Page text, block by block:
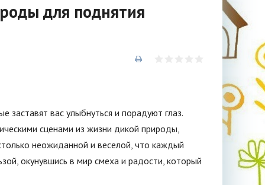
для поднятия
вас улыбнуться и порадуют глаз.
сценами из жизни дикой природы,
неожиданной и веселой, что каждый
окунувшись в мир смеха и радости, который